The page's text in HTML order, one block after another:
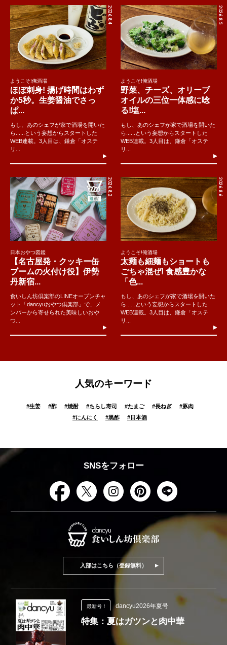
2026.8.4
ようこそ!俺酒場
ほぼ刺身! 揚げ時間はわず
か5秒。生姜醤油でさっ
ぱ...
もし、あのシェフが家で酒場を開いた
ら......という妄想からスタートした
WEB連載。3人目は、鎌倉「オステ
リ...
2026.8.5
ようこそ!俺酒場
野菜、チーズ、オリーブ
オイルの三位一体感に唸
る!塩...
もし、あのシェフが家で酒場を開いた
ら......という妄想からスタートした
WEB連載。3人目は、鎌倉「オステ
リ...
2026.8.2
日本おやつ図鑑
【名古屋発・クッキー缶
ブームの火付け役】伊勢
丹新宿...
食いしん坊倶楽部のLINEオープンチャ
ット「dancyuおやつ倶楽部」で、メ
ンバーから寄せられた美味しいおや
つ...
2026.8.6
ようこそ!俺酒場
太麺も細麺もショートも
ごちゃ混ぜ! 食感豊かな
「色...
もし、あのシェフが家で酒場を開いた
ら......という妄想からスタートした
WEB連載。3人目は、鎌倉「オステ
リ...
人気のキーワード
#生姜 #酢 #焼酎 #ちらし寿司 #たまご #長ねぎ #豚肉
#にんにく #黒酢 #日本酒
SNSをフォロー
入部はこちら（登録無料）
最新号！ dancyu2026年夏号
特集：夏はガツンと肉中華